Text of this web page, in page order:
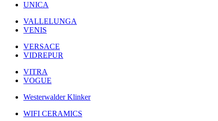
UNICA
VALLELUNGA
VENIS
VERSACE
VIDREPUR
VITRA
VOGUE
Westerwalder Klinker
WIFI CERAMICS